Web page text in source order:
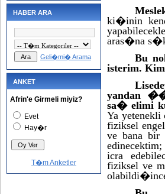
HABER ARA
Geli�mi� Arama
ANKET
Afrin'e Girmeli miyiz?
Evet
Hay�r
T�m Anketler
ki�inin
aras�na
Bu
isterim.
yandan
sa� elimi
Ya
fiziksel
ve bana bir
icra
fiziksel ve